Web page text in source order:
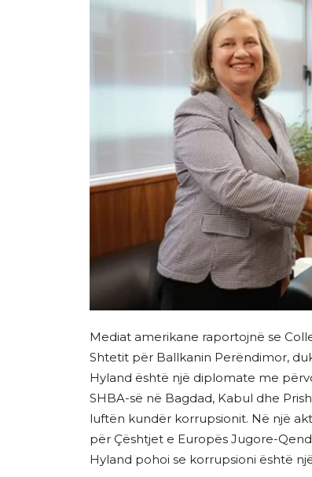
Mediat amerikane raportojnë se
Shtetit për Ballkanin Perëndimor,
Hyland është një diplomate me
SHBA-së në Bagdad, Kabul dhe
luftën kundër korrupsionit. Në një
për Çështjet e Europës Jugore-
Hyland pohoi se korrupsioni është